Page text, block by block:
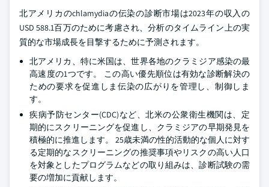
北アメリカのchlamydiaの伝染の診断市場は2023年の収入の
USD 588.1百万のために考慮され、分析のタイムライン上の実
質的な市場成長を目撃するために予測されます。
北アメリカ、特に米国は、世界各地のクラミジア感染の最
高速度の1つです。 この高い優先順位は有効な診断解決の
ための要求を促進しま伝染の広がりを管理し、制御しま
す。
疾病予防センター(CDC)など、北米の公衆衛生機関は、定
期的にスクリーニングを促進し、クラミジアの早期発見を
積極的に推進します。 25歳未満の性的活動的な個人に対す
る定期的なスクリーニングの推奨事項やリスクの高い人口
を対象としたプログラムなどの取り組みは、診断試験の需
要の増加に貢献します。